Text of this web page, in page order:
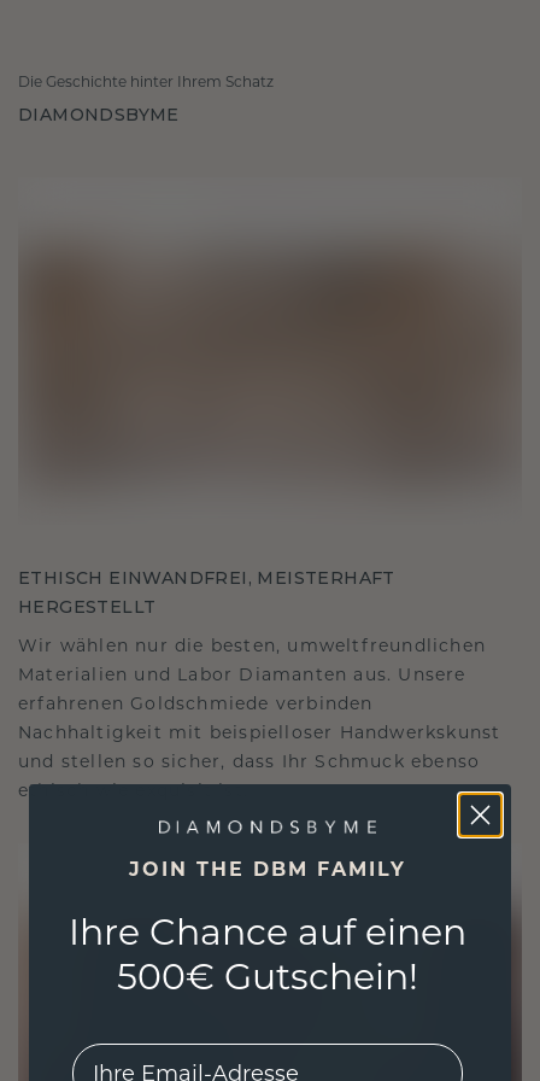
Die Geschichte hinter Ihrem Schatz
DIAMONDSBYME
ETHISCH EINWANDFREI, MEISTERHAFT
HERGESTELLT
Wir wählen nur die besten, umweltfreundlichen
Materialien und Labor Diamanten aus. Unsere
erfahrenen Goldschmiede verbinden
Nachhaltigkeit mit beispielloser Handwerkskunst
und stellen so sicher, dass Ihr Schmuck ebenso
ethisch wie exquisit ist.
JOIN THE DBM FAMILY
Ihre Chance auf einen
500€ Gutschein!
EMail